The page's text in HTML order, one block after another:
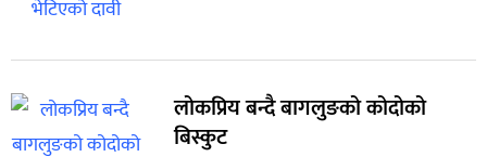
लोकप्रिय बन्दै बागलुङको कोदोको
बिस्कुट